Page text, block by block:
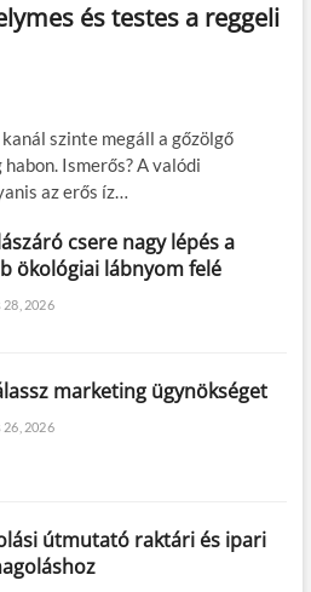
és testes a reggeli
szinte megáll a gőzölgő
Ismerős? A valódi
az erős íz…
csere nagy lépés a
ökológiai lábnyom felé
28, 2026
marketing ügynökséget
26, 2026
útmutató raktári és ipari